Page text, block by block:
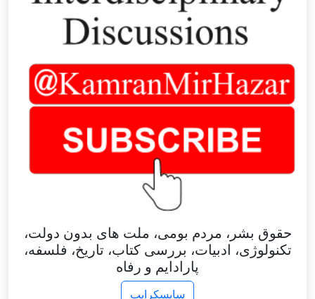
حقوق بشر، مردم بومی، ملت های بدون دولت،
تکنولوژی، ادبیات، بررسی کتاب، تاریخ، فلسفه،
پارادایم و رفاه
سابسکرایب